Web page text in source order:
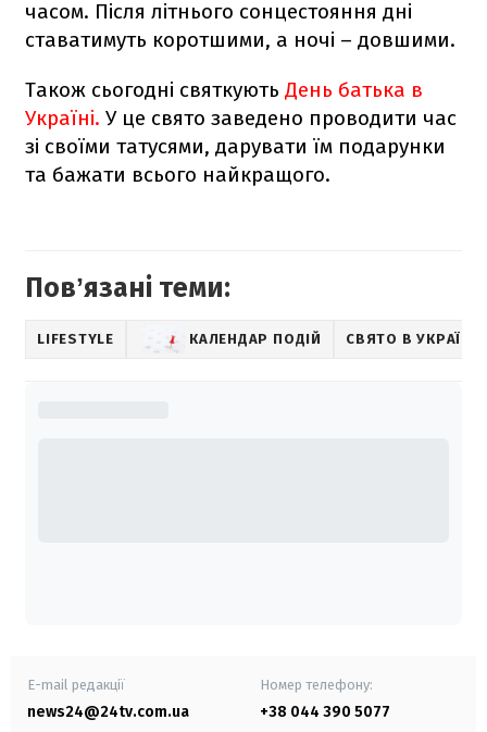
часом. Після літнього сонцестояння дні
ставатимуть коротшими, а ночі – довшими.
Також сьогодні святкують День батька в
Україні. У це свято заведено проводити час
зі своїми татусями, дарувати їм подарунки
та бажати всього найкращого.
Повʼязані теми:
LIFESTYLE КАЛЕНДАР ПОДІЙ СВЯТО В УКРАЇНІ
E-mail редакції
news24@24tv.com.ua
Номер телефону:
+38 044 390 5077